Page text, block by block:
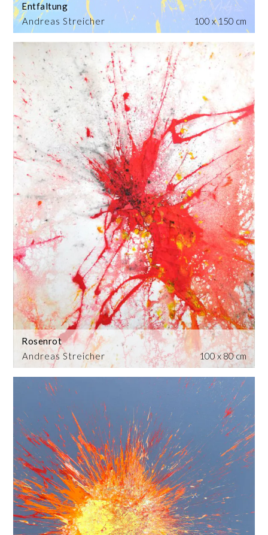
Andreas Streicher
Entfaltung
100 x 150 cm
Andreas Streicher
Rosenrot
100 x 80 cm